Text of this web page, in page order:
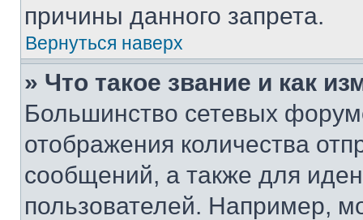
причины данного запрета.
Вернуться наверх
» Что такое звание и как
Большинство сетевых
отображения количества
сообщений, а также для
пользователей. Например,